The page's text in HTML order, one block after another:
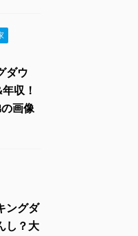
ダウ
収！
画像
ングダ
し？大